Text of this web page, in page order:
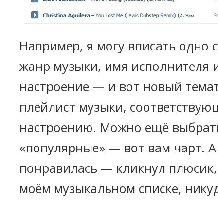
Например, я могу вписать одно
жанр музыки, имя исполнителя
настроение — и вот новый
плейлист музыки,
настроению. Можно ещё
«популярные» — вот вам чарт. А
понравилась — кликнул
моём музыкальном списке,